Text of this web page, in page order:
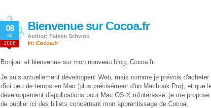
Bienvenue sur Cocoa.fr
08
02
2008
Author: Fabien Schwob
In: Cocoa.fr
Bonjour et bienvenue sur mon nouveau blog, Cocoa.fr.
Je suis actuellement développeur Web, mais comme je prévois d'acheter
d'ici peu de temps en Mac (plus précisément d'un Macbook Pro), et que
développement d'applications pour Mac OS X m'intéresse, je me propose
de publier ici des billets concernant mon apprentissage de Cocoa,